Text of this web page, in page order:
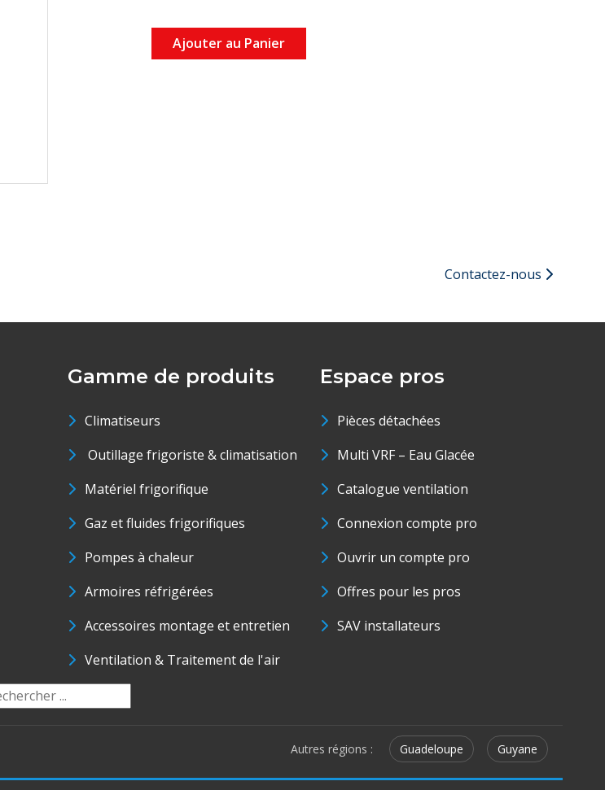
Ajouter au Panier
Contactez-nous
Gamme de produits
Climatiseurs
Outillage frigoriste & climatisation
Matériel frigorifique
Gaz et fluides frigorifiques
Pompes à chaleur
Armoires réfrigérées
Accessoires montage et entretien
Ventilation & Traitement de l'air
Espace pros
Pièces détachées
Multi VRF – Eau Glacée
Catalogue ventilation
Connexion compte pro
Ouvrir un compte pro
Offres pour les pros
SAV installateurs
Autres régions : Guadeloupe Guyane